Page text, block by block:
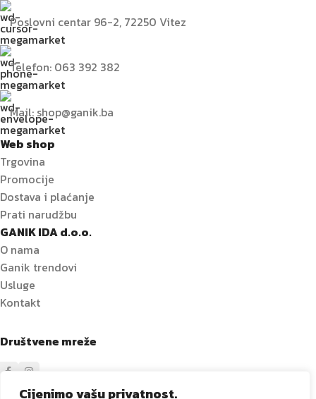
Cijenimo vašu privatnost.
Poslovni centar 96-2, 72250 Vitez
Telefon: 063 392 382
Mail: shop@ganik.ba
Web shop
Trgovina
Promocije
Dostava i plaćanje
Prati narudžbu
GANIK IDA d.o.o.
O nama
Ganik trendovi
Usluge
Kontakt
Društvene mreže